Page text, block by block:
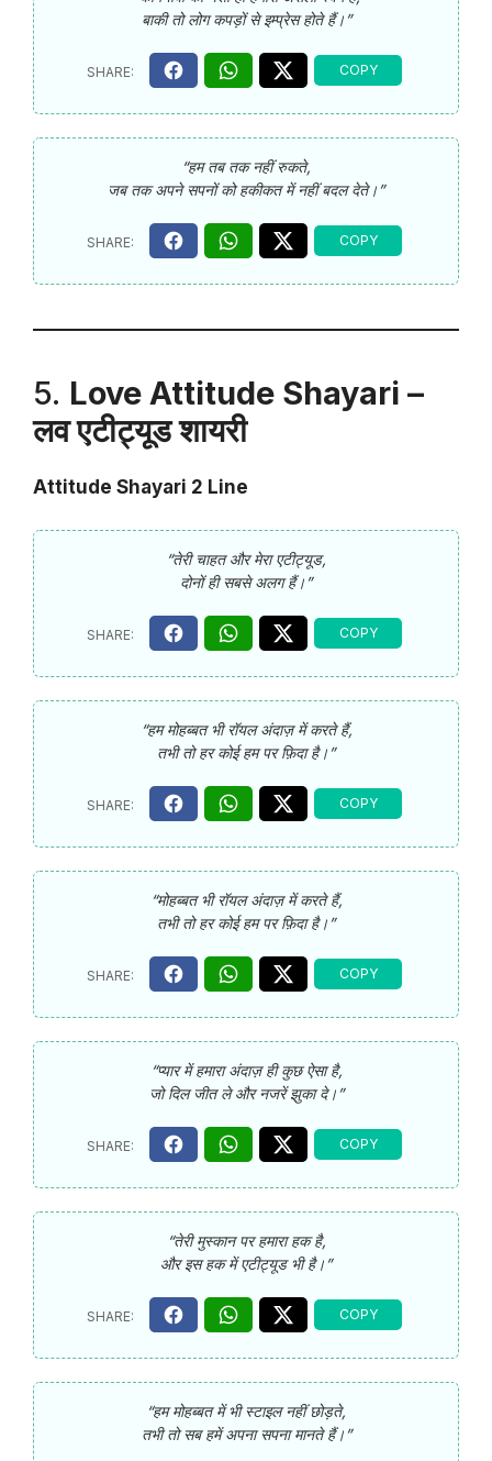
बाकी तो लोग कपड़ों से इम्प्रेस होते हैं।”
“हम तब तक नहीं रुकते,
जब तक अपने सपनों को हकीकत में नहीं बदल देते।”
5. Love Attitude Shayari –
लव एटीट्यूड शायरी
Attitude Shayari 2 Line
“तेरी चाहत और मेरा एटीट्यूड,
दोनों ही सबसे अलग हैं।”
“हम मोहब्बत भी रॉयल अंदाज़ में करते हैं,
तभी तो हर कोई हम पर फ़िदा है।”
“मोहब्बत भी रॉयल अंदाज़ में करते हैं,
तभी तो हर कोई हम पर फ़िदा है।”
“प्यार में हमारा अंदाज़ ही कुछ ऐसा है,
जो दिल जीत ले और नजरें झुका दे।”
“तेरी मुस्कान पर हमारा हक है,
और इस हक में एटीट्यूड भी है।”
“हम मोहब्बत में भी स्टाइल नहीं छोड़ते,
तभी तो सब हमें अपना सपना मानते हैं।”